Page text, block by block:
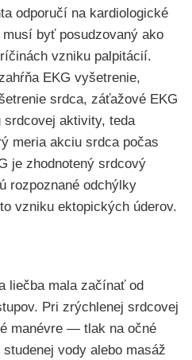
odporučí na kardiologické
byť posudzovaný ako
vzniku palpitácií.
EKG vyšetrenie,
srdca, záťažové EKG
srdcovej aktivity, teda
meria akciu srdca počas
je zhodnotený srdcový
rozpoznané odchýlky
vzniku ektopických úderov.
liečba mala začínať od
Pri zrýchlenej srdcovej
manévre — tlak na očné
vody alebo masáž